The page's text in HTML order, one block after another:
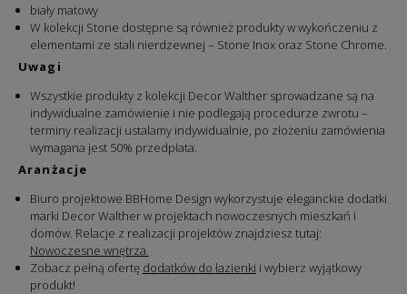
biały matowy
W kolekcji Stone dostępne są również produkty w wykończeniu z
elementami ze stali nierdzewnej – Stone Inox oraz Stone Chrome.
Uwagi
Wszystkie produkty z kolekcji Decor Walther sprowadzane są na
indywidualne zamówienie i nie podlegają procedurze zwrotu –
terminy realizacji ustalamy indywidualnie, po złożeniu zamówienia
wymagana jest 50% przedpłata.
Aranżacje
Biuro projektowe BBHome Design wykorzystuje eleganckie dodatki
marki Decor Walther w projektach nowoczesnych mieszkań i
domów. Relacje z realizacji projektów znajdziesz tutaj:
Nowoczesne wnętrza.
Zobacz pełną ofertę dodatków do łazienki i wybierz wyjątkowy
produkt!